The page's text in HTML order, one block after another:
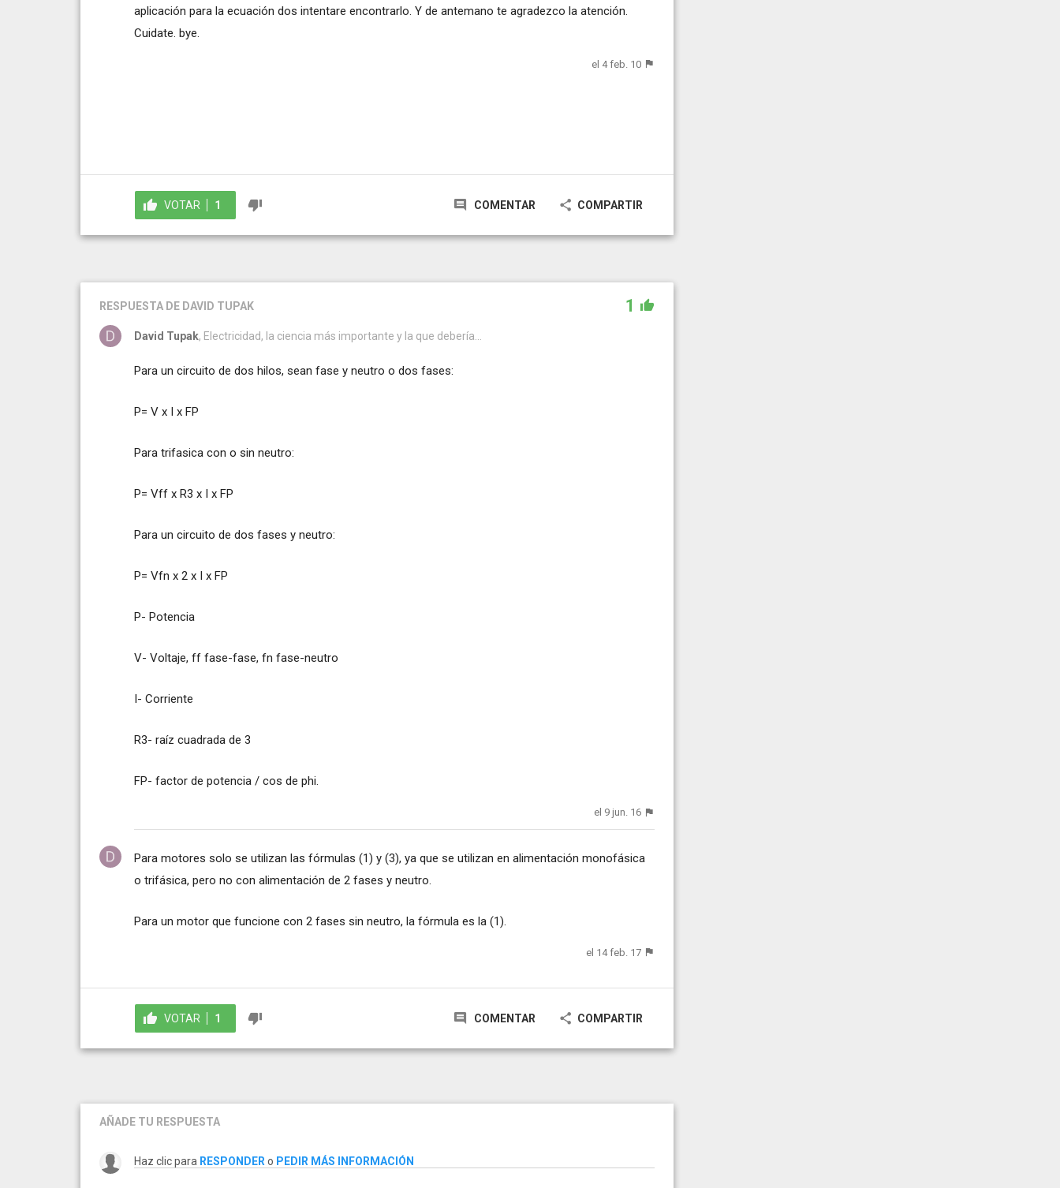
aplicación para la ecuación dos intentare encontrarlo. Y de antemano te agradezco la atención.
Cuidate. bye.
el 4 feb. 10
VOTAR 1 COMENTAR COMPARTIR
RESPUESTA DE DAVID TUPAK 1
David Tupak, Electricidad, la ciencia más importante y la que debería...
Para un circuito de dos hilos, sean fase y neutro o dos fases:
P= V x I x FP
Para trifasica con o sin neutro:
P= Vff x R3 x I x FP
Para un circuito de dos fases y neutro:
P= Vfn x 2 x I x FP
P- Potencia
V- Voltaje, ff fase-fase, fn fase-neutro
I- Corriente
R3- raíz cuadrada de 3
FP- factor de potencia / cos de phi.
el 9 jun. 16
Para motores solo se utilizan las fórmulas (1) y (3), ya que se utilizan en alimentación monofásica
o trifásica, pero no con alimentación de 2 fases y neutro.
Para un motor que funcione con 2 fases sin neutro, la fórmula es la (1).
el 14 feb. 17
VOTAR 1 COMENTAR COMPARTIR
AÑADE TU RESPUESTA
Haz clic para RESPONDER o PEDIR MÁS INFORMACIÓN